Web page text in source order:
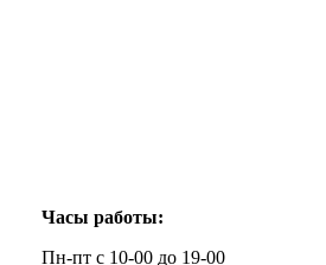
Часы работы:
Пн-пт с 10-00 до 19-00